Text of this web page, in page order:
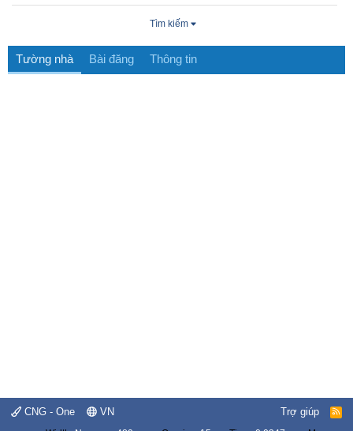
Tìm kiếm
Tường nhà Bài đăng Thông tin
CNG - One VN Trợ giúp
R